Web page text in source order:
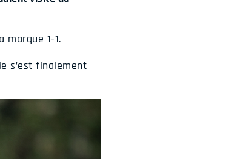
1-1.
s’est finalement